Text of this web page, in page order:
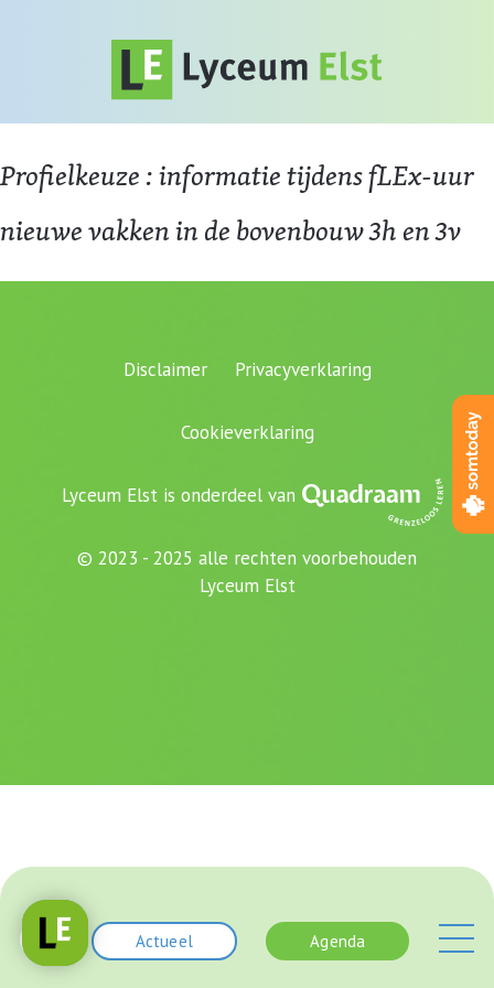
Actueel Agenda
Profielkeuze : informatie tijdens fLEx-uur
nieuwe vakken in de bovenbouw 3h en 3v
Disclaimer Privacyverklaring
Cookieverklaring
Lyceum Elst is onderdeel van
© 2023 - 2025 alle rechten voorbehouden
Lyceum Elst